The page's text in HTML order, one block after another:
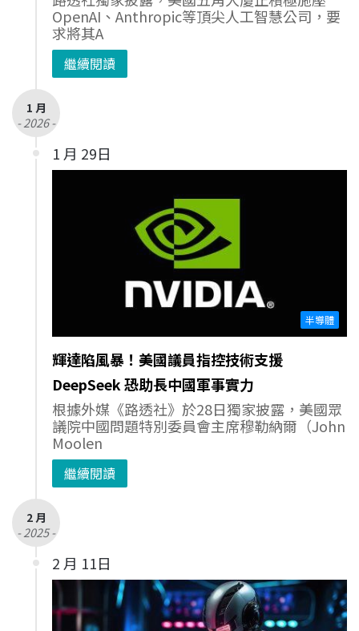
OpenAI、Anthropic等頂尖人工智慧公司，要
求將其A
繼續閱讀
1 月
- 2026 -
1 月 29日
半導體
輝達陷風暴！美國議員指控技術支援
DeepSeek 恐助長中國軍事實力
根據外媒《路透社》於28日獨家披露，美國眾
議院中國問題特別委員會主席穆勒納爾（John
Moolen
繼續閱讀
2 月
- 2025 -
2 月 11日